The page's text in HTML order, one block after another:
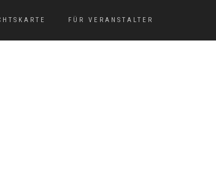
FÜR VERANSTALTER